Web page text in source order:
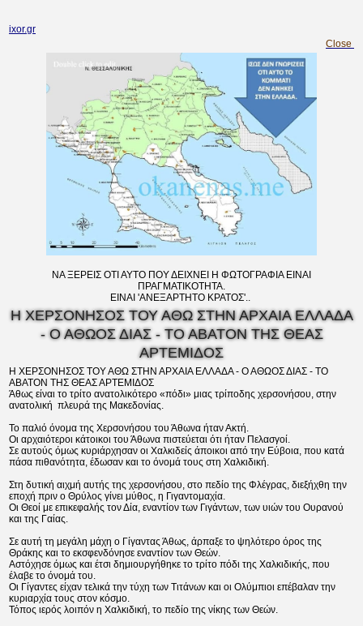
ixor.gr
Close
ΝΑ ΞΕΡΕΙΣ ΟΤΙ ΑΥΤΟ ΠΟΥ ΔΕΙΧΝΕΙ Η ΦΩΤΟΓΡΑΦΙΑ ΕΙΝΑΙ
ΠΡΑΓΜΑΤΙΚΟΤΗΤΑ.
ΕΙΝΑΙ 'ΑΝΕΞΑΡΤΗΤΟ ΚΡΑΤΟΣ'..
Η ΧΕΡΣΟΝΗΣΟΣ ΤΟΥ ΑΘΩ ΣΤΗΝ ΑΡΧΑΙΑ ΕΛΛΑΔΑ
- Ο ΑΘΩΟΣ ΔΙΑΣ - ΤΟ ΑΒΑΤΟΝ ΤΗΣ ΘΕΑΣ
ΑΡΤΕΜΙΔΟΣ
Η ΧΕΡΣΟΝΗΣΟΣ ΤΟΥ ΑΘΩ ΣΤΗΝ ΑΡΧΑΙΑ ΕΛΛΑΔΑ - Ο ΑΘΩΟΣ ΔΙΑΣ - ΤΟ
ΑΒΑΤΟΝ ΤΗΣ ΘΕΑΣ ΑΡΤΕΜΙΔΟΣ
Άθως είναι το τρίτο ανατολικότερο «πόδι» μιας τρίποδης χερσονήσου, στην
ανατολική πλευρά της Μακεδονίας.
Το παλιό όνομα της Χερσονήσου του Άθωνα ήταν Ακτή.
Οι αρχαιότεροι κάτοικοι του Άθωνα πιστεύεται ότι ήταν Πελασγοί.
Σε αυτούς όμως κυριάρχησαν οι Χαλκιδείς άποικοι από την Εύβοια, που κατά
πάσα πιθανότητα, έδωσαν και το όνομά τους στη Χαλκιδική.
Στη δυτική αιχμή αυτής της χερσονήσου, στο πεδίο της Φλέγρας, διεξήχθη την
εποχή πριν ο Θρύλος γίνει μύθος, η Γιγαντομαχία.
Οι Θεοί με επικεφαλής τον Δία, εναντίον των Γιγάντων, των υιών του Ουρανού
και της Γαίας.
Σε αυτή τη μεγάλη μάχη ο Γίγαντας Άθως, άρπαξε το ψηλότερο όρος της
Θράκης και το εκσφενδόνησε εναντίον των Θεών.
Αστόχησε όμως και έτσι δημιουργήθηκε το τρίτο πόδι της Χαλκιδικής, που
έλαβε το όνομά του.
Οι Γίγαντες είχαν τελικά την τύχη των Τιτάνων και οι Ολύμπιοι επέβαλαν την
κυριαρχία τους στον κόσμο.
Τόπος ιερός λοιπόν η Χαλκιδική, το πεδίο της νίκης των Θεών.